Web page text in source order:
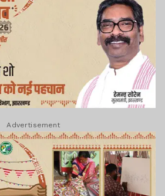
Advertisement